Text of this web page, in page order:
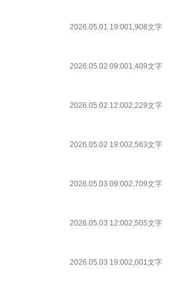
2026.05.01 19:001,908文字
2026.05.02 09:001,409文字
2026.05.02 12:002,229文字
2026.05.02 19:002,563文字
2026.05.03 09:002,709文字
2026.05.03 12:002,505文字
2026.05.03 19:002,001文字